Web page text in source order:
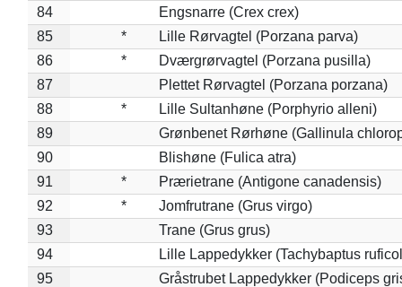
84
Engsnarre (Crex crex)
85
*
Lille Rørvagtel (Porzana parva)
86
*
Dværgrørvagtel (Porzana pusilla)
87
Plettet Rørvagtel (Porzana porzana)
88
*
Lille Sultanhøne (Porphyrio alleni)
89
Grønbenet Rørhøne (Gallinula
90
Blishøne (Fulica atra)
91
*
Prærietrane (Antigone canadensis)
92
*
Jomfrutrane (Grus virgo)
93
Trane (Grus grus)
94
Lille Lappedykker (Tachybaptus
95
Gråstrubet Lappedykker (Podiceps